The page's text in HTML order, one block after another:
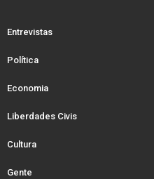
Entrevistas
Política
Economia
Liberdades Civis
Cultura
Gente